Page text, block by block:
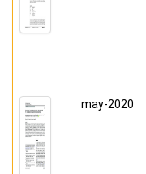
may-2020